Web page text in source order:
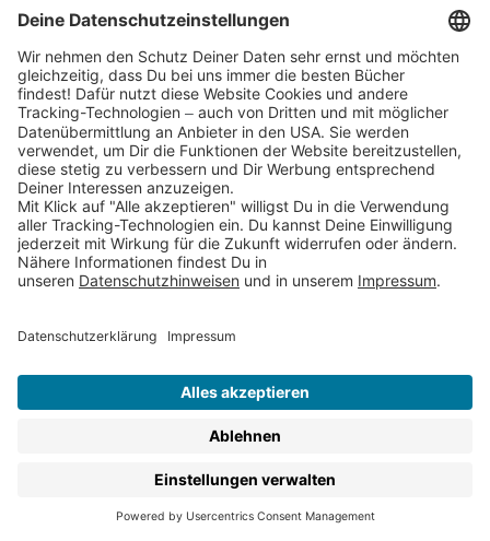
Abonniere jetzt
Service & Kontakt
Jobs & Karriere
FAQs
AGBs
Rücksendungen
Barrierefreiheit
Partnerprogramm (Affiliate)